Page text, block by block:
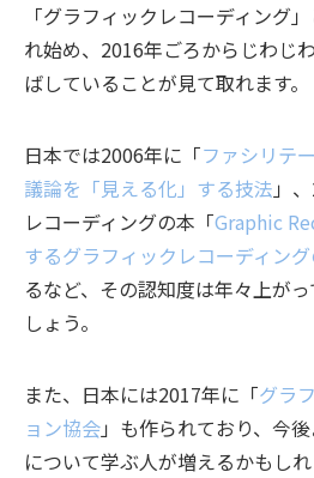
「グラフィックレコーディング
れ始め、2016年ごろからじわじ
ばしていることが見て取れます。
日本では2006年に「ファシリテ
議論を「見える化」する技法 」
レコーディングの本「Graphic
するグラフィックレコーディン
るなど、その認知度は年々上が
しょう。
また、日本には2017年に「グラ
ョン協会」も作られており、今
について学ぶ人が増えるかもしれ